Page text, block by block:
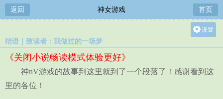
返回 神女游戏 首页
设置
中
结语｜致读者：我做过的一场梦
《关闭小说畅读模式体验更好》
神nV游戏的故事到这里就到了一个段落了！感谢看到这
里的各位！